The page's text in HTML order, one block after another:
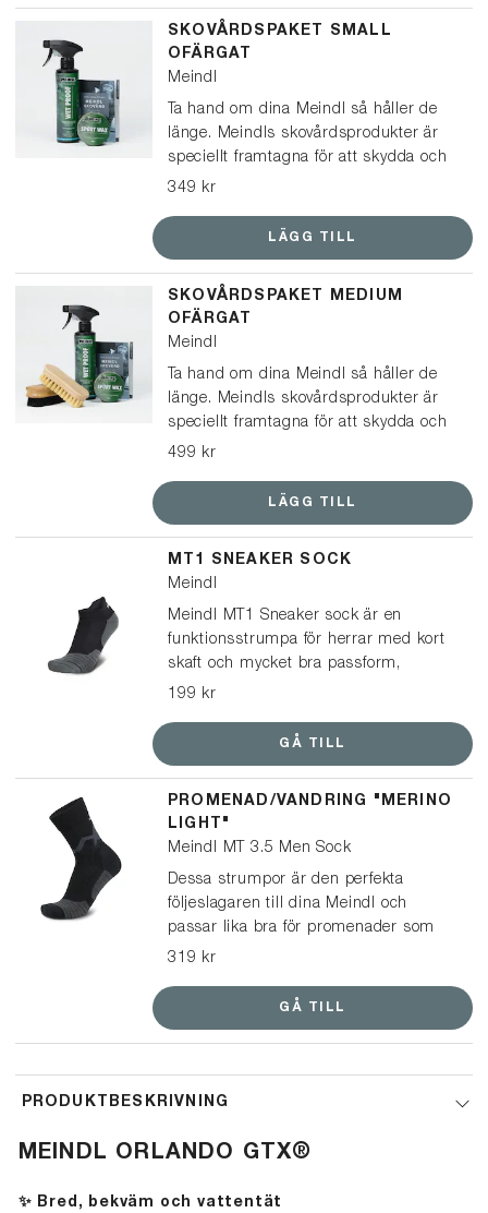
SKOVÅRDSPAKET SMALL
OFÄRGAT
Meindl
Ta hand om dina Meindl så håller de
länge. Meindls skovårdsprodukter är
speciellt framtagna för att skydda och
vårda Meindl-kängor och skor. Det här
349 kr
LÄGG TILL
SKOVÅRDSPAKET MEDIUM
OFÄRGAT
Meindl
Ta hand om dina Meindl så håller de
länge. Meindls skovårdsprodukter är
speciellt framtagna för att skydda och
vårda Meindl-kängor och skor. Det här
499 kr
LÄGG TILL
MT1 SNEAKER SOCK
Meindl
Meindl MT1 Sneaker sock är en
funktionsstrumpa för herrar med kort
skaft och mycket bra passform,
lämplig för promenadskor, sneakers
199 kr
GÅ TILL
PROMENAD/VANDRING "MERINO
LIGHT"
Meindl MT 3.5 Men Sock
Dessa strumpor är den perfekta
följeslagaren till dina Meindl och
passar lika bra för promenader som
vandringar. En multifunktionell och lätt
merinoull och syntetiskt garn, vilket
balanserat klimat i dina skor.
319 kr
GÅ TILL
PRODUKTBESKRIVNING
MEINDL ORLANDO GTX®
✨ Bred, bekväm och vattentät